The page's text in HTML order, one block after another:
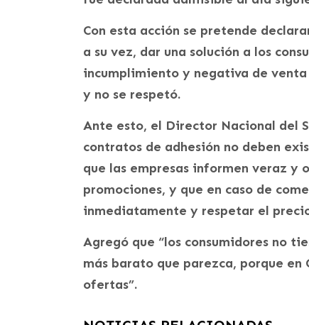
Con esta acción se pretende
a su vez, dar una solución a los
incumplimiento y negativa de
y no se respetó.
Ante esto, el Director Nacional del
contratos de adhesión no deben
que las empresas informen veraz y
promociones, y que en caso de
inmediatamente y respetar el
Agregó que “los consumidores no
más barato que parezca, porque
ofertas”.